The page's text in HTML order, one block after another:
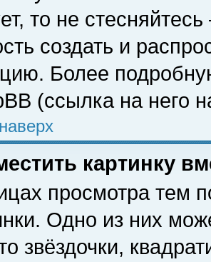
то не
создать и
Более
(ссылка на него
картинку
просмотра тем
Одно из них
звёздочки,